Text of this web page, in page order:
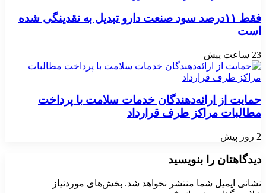
فقط ۱۱‌درصد سود صنعت دارو تبدیل به نقدینگی شده
است
23 ساعت پیش
حمایت از ارائه‌دهندگان خدمات سلامت با پرداخت
مطالبات مراکز طرف قرارداد
2 روز پیش
دیدگاهتان را بنویسید
نشانی ایمیل شما منتشر نخواهد شد. بخش‌های موردنیاز